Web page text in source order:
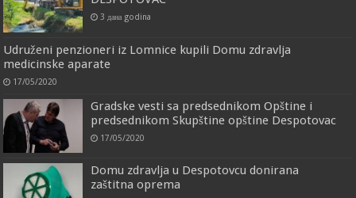
3 дана godina
Udruženi penzioneri iz Lomnice kupili Domu zdravlja
medicinske aparate
17/05/2020
Gradske vesti sa predsednikom Opštine i
predsednikom Skupštine opštine Despotovac
17/05/2020
Domu zdravlja u Despotovcu donirana
zaštitna oprema